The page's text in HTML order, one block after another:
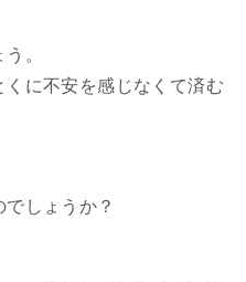
。
に不安を感じなくて済む
しょうか？